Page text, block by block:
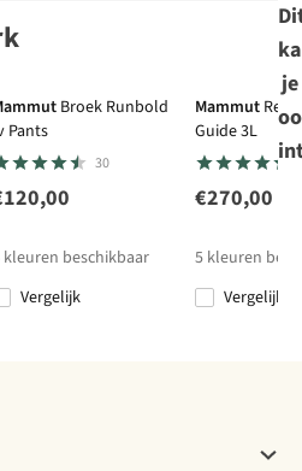
Broek Runbold
Pants
30
kleuren beschikbaar
Vergelijk
Mammut
Guide 3L
€270,00
5 kleuren
Vergelijk
je